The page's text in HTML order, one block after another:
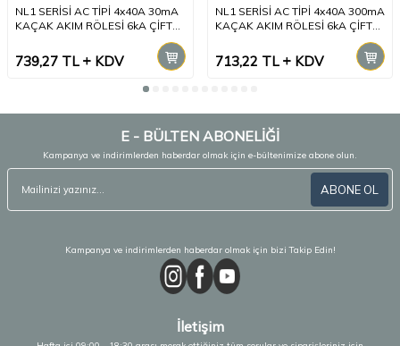
NL1 SERİSİ AC TİPİ 4x40A 30mA
KAÇAK AKIM RÖLESİ 6kA ÇİFTLİ
739,27 TL KDV
NL1 SERİSİ AC TİPİ 4x40A 300mA
KAÇAK AKIM RÖLESİ 6kA ÇİFTLİ
713,22 TL KDV
E - BÜLTEN ABONELİĞİ
Kampanya ve indirimlerden haberdar olmak için e-bültenimize abone olun.
ABONE OL
Kampanya ve indirimlerden haberdar olmak için bizi Takip Edin!
İletişim